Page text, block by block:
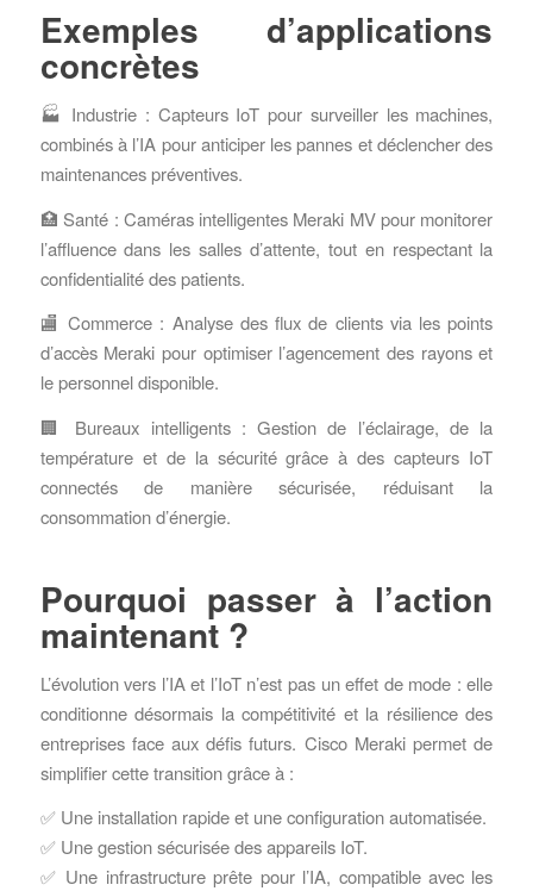
Exemples d’applications
concrètes
🏭 Industrie : Capteurs IoT pour surveiller les machines,
combinés à l’IA pour anticiper les pannes et déclencher des
maintenances préventives.
🏥 Santé : Caméras intelligentes Meraki MV pour monitorer
l’affluence dans les salles d’attente, tout en respectant la
confidentialité des patients.
🏬 Commerce : Analyse des flux de clients via les points
d’accès Meraki pour optimiser l’agencement des rayons et
le personnel disponible.
🏢 Bureaux intelligents : Gestion de l’éclairage, de la
température et de la sécurité grâce à des capteurs IoT
connectés de manière sécurisée, réduisant la
consommation d’énergie.
Pourquoi passer à l’action
maintenant ?
L’évolution vers l’IA et l’IoT n’est pas un effet de mode : elle
conditionne désormais la compétitivité et la résilience des
entreprises face aux défis futurs. Cisco Meraki permet de
simplifier cette transition grâce à :
✅ Une installation rapide et une configuration automatisée.
✅ Une gestion sécurisée des appareils IoT.
✅ Une infrastructure prête pour l’IA, compatible avec les